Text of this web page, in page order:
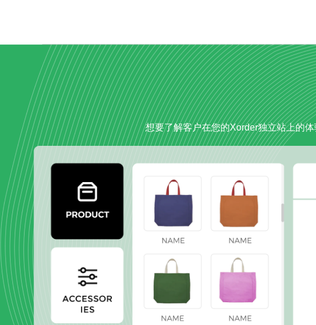
想要了解客户在您的Xorder独立站上的